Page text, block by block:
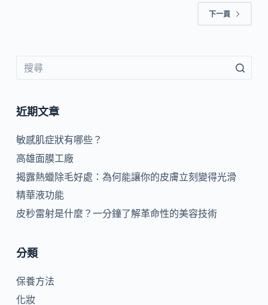
下一頁
近期文章
敏感肌症狀有哪些？
高雄面膜工廠
揭露熱蠟除毛好處：為何能讓你的皮膚立刻變得光滑
精華液功能
皮秒雷射是什麼？一分鐘了解革命性的美容技術
分類
保養方法
化妝